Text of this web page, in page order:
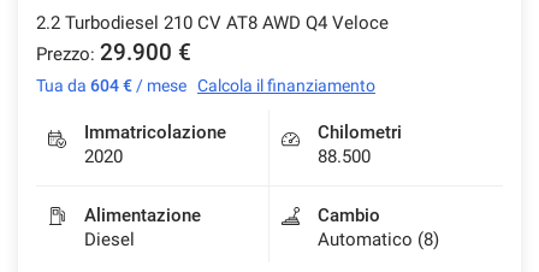
2.2 Turbodiesel 210 CV AT8 AWD Q4 Veloce
Prezzo: 29.900 €
Tua da 604 € / mese Calcola il finanziamento
Immatricolazione
2020
Chilometri
88.500
Alimentazione
Diesel
Cambio
Automatico (8)
Cookie per il miglioramento dell'esperienza utente